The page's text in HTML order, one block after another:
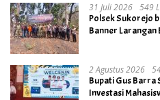
31 Juli 2026 549
Polsek Sukorejo
Banner Larangan
2 Agustus 2026
Bupati Gus Barra
Investasi